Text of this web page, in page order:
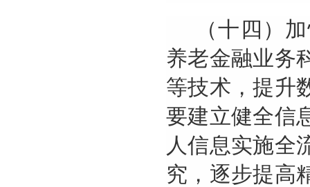
（十四）
养老金融业务
等技术，提升
要建立健全信
人信息实施全
究，逐步提高